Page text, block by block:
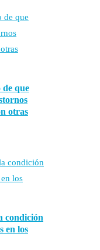
que
otras
condición
en los